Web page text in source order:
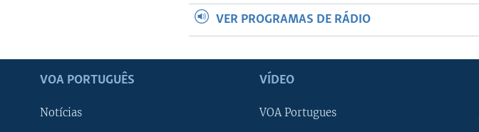
VER PROGRAMAS DE RÁDIO
VOA PORTUGUÊS
Notícias
VÍDEO
VOA Portugues